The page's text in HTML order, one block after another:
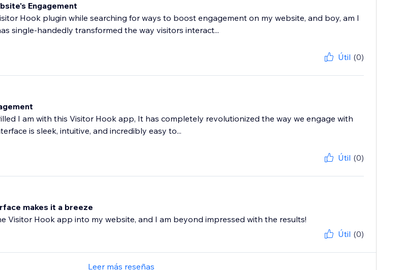
Engagement
Hook plugin while searching for ways to boost engagement on my website, and boy, am I
single-handedly transformed the way visitors interact...
Útil (0)
I am with this Visitor Hook app, It has completely revolutionized the way we engage with
is sleek, intuitive, and incredibly easy to...
Útil (0)
makes it a breeze
Visitor Hook app into my website, and I am beyond impressed with the results!
Útil (0)
Leer más reseñas